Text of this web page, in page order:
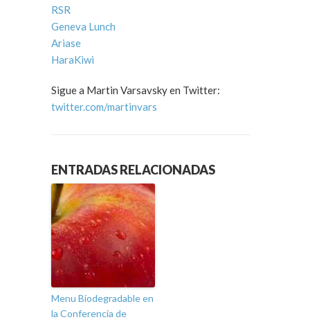
RSR
Geneva Lunch
Ariase
HaraKiwi
Sigue a Martin Varsavsky en Twitter:
twitter.com/martinvars
ENTRADAS RELACIONADAS
Menu Biodegradable en
la Conferencia de